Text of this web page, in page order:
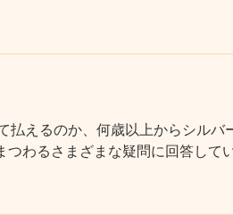
えるのか、何歳以上からシルバ
わるさまざまな疑問に回答してい